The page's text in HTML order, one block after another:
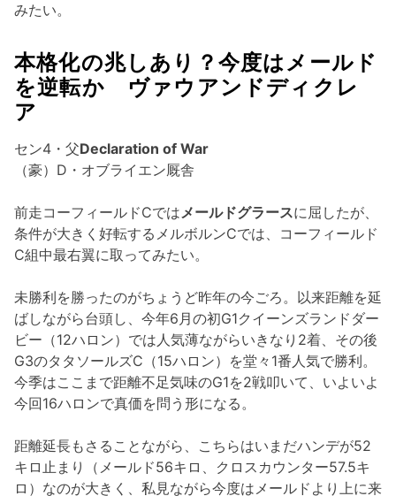
みたい。
本格化の兆しあり？今度はメールド
を逆転か ヴァウアンドディクレ
ア
セン4・父Declaration of War
（豪）D・オブライエン厩舎
前走コーフィールドCではメールドグラースに屈したが、
条件が大きく好転するメルボルンCでは、コーフィールド
C組中最右翼に取ってみたい。
未勝利を勝ったのがちょうど昨年の今ごろ。以来距離を延
ばしながら台頭し、今年6月の初G1クイーンズランドダー
ビー（12ハロン）では人気薄ながらいきなり2着、その後
G3のタタソールズC（15ハロン）を堂々1番人気で勝利。
今季はここまで距離不足気味のG1を2戦叩いて、いよいよ
今回16ハロンで真価を問う形になる。
距離延長もさることながら、こちらはいまだハンデが52
キロ止まり（メールド56キロ、クロスカウンター57.5キ
ロ）なのが大きく、私見ながら今度はメールドより上に来